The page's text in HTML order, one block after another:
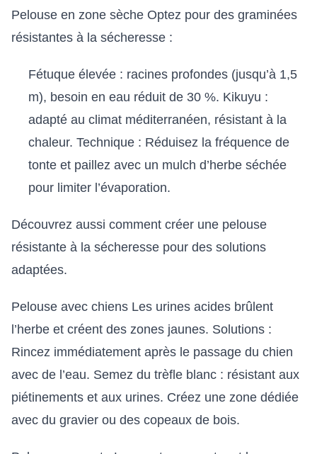
Pelouse en zone sèche Optez pour des graminées
résistantes à la sécheresse :
Fétuque élevée : racines profondes (jusqu’à 1,5
m), besoin en eau réduit de 30 %. Kikuyu :
adapté au climat méditerranéen, résistant à la
chaleur. Technique : Réduisez la fréquence de
tonte et paillez avec un mulch d’herbe séchée
pour limiter l’évaporation.
Découvrez aussi comment créer une pelouse
résistante à la sécheresse pour des solutions
adaptées.
Pelouse avec chiens Les urines acides brûlent
l’herbe et créent des zones jaunes. Solutions :
Rincez immédiatement après le passage du chien
avec de l’eau. Semez du trèfle blanc : résistant aux
piétinements et aux urines. Créez une zone dédiée
avec du gravier ou des copeaux de bois.